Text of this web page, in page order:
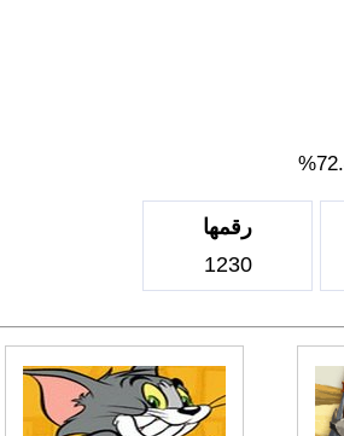
رقمها
1230